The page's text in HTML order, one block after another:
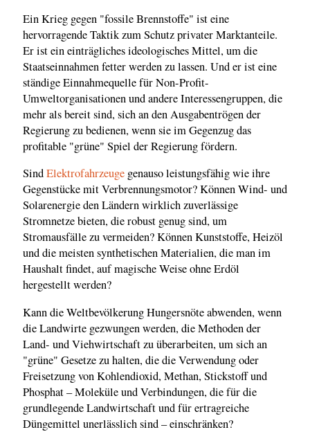
Ein Krieg gegen "fossile Brennstoffe" ist eine
hervorragende Taktik zum Schutz privater Marktanteile.
Er ist ein einträgliches ideologisches Mittel, um die
Staatseinnahmen fetter werden zu lassen. Und er ist eine
ständige Einnahmequelle für Non-Profit-
Umweltorganisationen und andere Interessengruppen, die
mehr als bereit sind, sich an den Ausgabentrögen der
Regierung zu bedienen, wenn sie im Gegenzug das
profitable "grüne" Spiel der Regierung fördern.
SindElektrofahrzeuge genauso leistungsfähig wie ihre
Gegenstücke mit Verbrennungsmotor? Können Wind- und
Solarenergie den Ländern wirklich zuverlässige
Stromnetze bieten, die robust genug sind, um
Stromausfälle zu vermeiden? Können Kunststoffe, Heizöl
und die meisten synthetischen Materialien, die man im
Haushalt findet, auf magische Weise ohne Erdöl
hergestellt werden?
Kann die Weltbevölkerung Hungersnöte abwenden, wenn
die Landwirte gezwungen werden, die Methoden der
Land- und Viehwirtschaft zu überarbeiten, um sich an
"grüne" Gesetze zu halten, die die Verwendung oder
Freisetzung von Kohlendioxid, Methan, Stickstoff und
Phosphat – Moleküle und Verbindungen, die für die
grundlegende Landwirtschaft und für ertragreiche
Düngemittel unerlässlich sind – einschränken?